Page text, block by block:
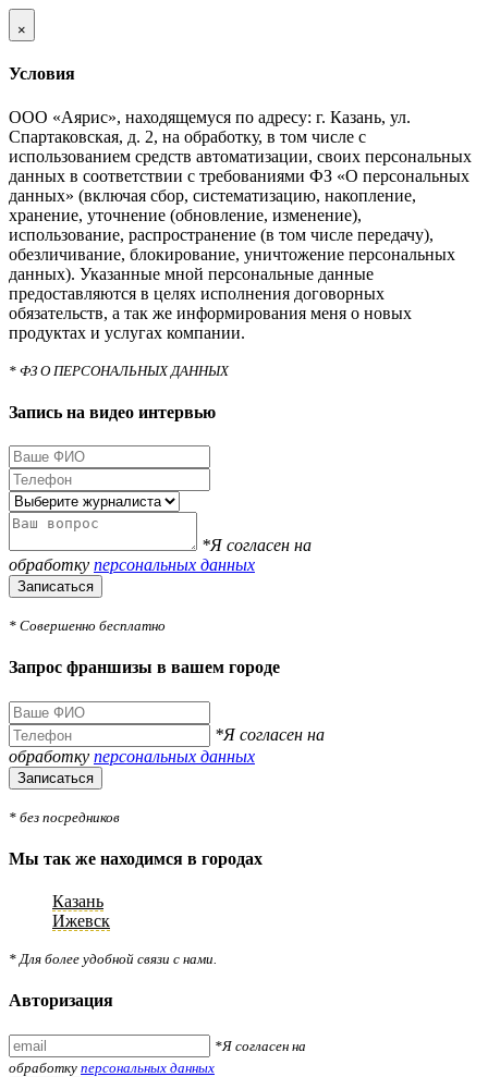
×
Условия
ООО «Аярис», находящемуся по адресу: г. Казань, ул.
Спартаковская, д. 2, на обработку, в том числе с
использованием средств автоматизации, своих персональных
данных в соответствии с требованиями ФЗ «О персональных
данных» (включая сбор, систематизацию, накопление,
хранение, уточнение (обновление, изменение),
использование, распространение (в том числе передачу),
обезличивание, блокирование, уничтожение персональных
данных). Указанные мной персональные данные
предоставляются в целях исполнения договорных
обязательств, а так же информирования меня о новых
продуктах и услугах компании.
* ФЗ О ПЕРСОНАЛЬНЫХ ДАННЫХ
Запись на видео интервью
*Я согласен на
обработку персональных данных
Записаться
* Совершенно бесплатно
Запрос франшизы в вашем городе
*Я согласен на
обработку персональных данных
Записаться
* без посредников
Мы так же находимся в городах
Казань
Ижевск
* Для более удобной связи с нами.
Авторизация
*Я согласен на
обработку персональных данных